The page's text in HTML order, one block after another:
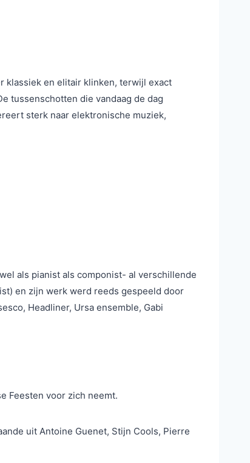
klassiek en elitair klinken, terwijl exact
tussenschotten die vandaag de dag
sterk naar elektronische muziek,
als pianist als componist- al verschillende
en zijn werk werd reeds gespeeld door
Headliner, Ursa ensemble, Gabi
Feesten voor zich neemt.
uit Antoine Guenet, Stijn Cools, Pierre